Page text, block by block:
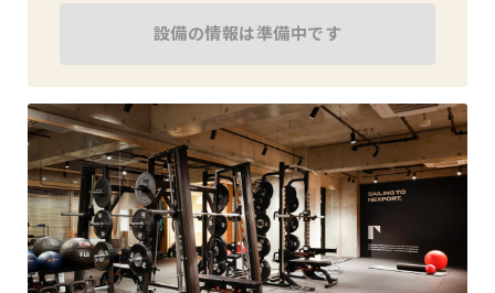
設備の情報は準備中です